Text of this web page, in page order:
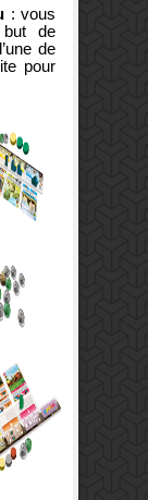
: vous
de
de
pour